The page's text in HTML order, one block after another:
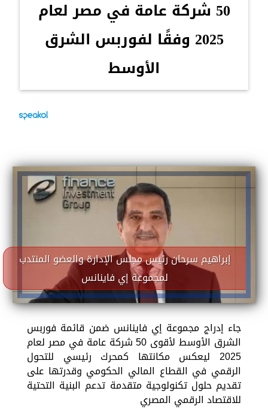
50 شركة عامة في مصر لعام
2025 وفقًا لفوربس الشرق
الأوسط
إبراهيم سرحان رئيس مجلس الإدارة والعضو المنتدب
لمجموعة إي فاينانس
جاء إدراج مجموعة إي فاينانس ضمن قائمة فوربس
الشرق الأوسط لأقوى 50 شركة عامة في مصر لعام
2025 ليعكس مكانتها كمحرك رئيسي للتحول
الرقمي في القطاع المالي الحكومي وقدرتها على
تقديم حلول تكنولوجية متقدمة تدعم البنية التحتية
للاقتصاد الرقمي المصري